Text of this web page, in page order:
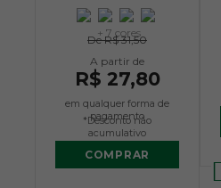
+ 7 cores
DeR$ 31,50
R$ 27,80
em qualquer forma de
pagamento
*Desconto não
acumulativo
COMPRAR